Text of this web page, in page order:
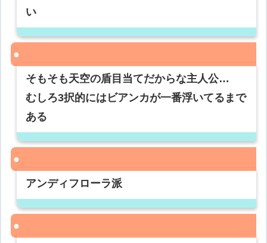
い
そもそも天空の盾目当てだからな主人公…
むしろ3択的にはビアンカが一番浮いてるまで
ある
アンディフローラ派